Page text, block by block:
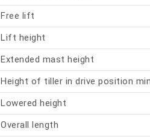
Free lift
Lift height
Extended mast height
Height of tiller in drive position
Lowered height
Overall length